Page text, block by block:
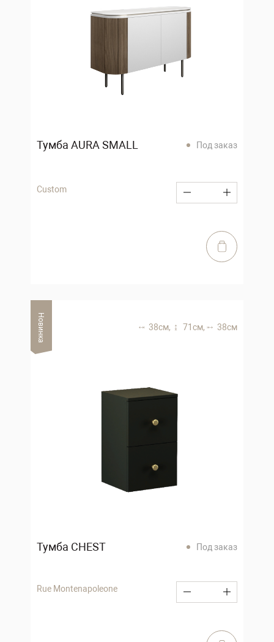
Тумба AURA SMALL Под заказ
Custom
Новинка 38 см, 71 см, 38 см
Тумба CHEST Под заказ
Rue Montenapoleone